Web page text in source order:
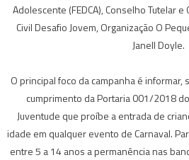
Adolescente (FEDCA), Conselho Tutelar
Civil Desafio Jovem, Organização O
Janell Doyle.
O principal foco da campanha é
cumprimento da Portaria 001/2018
Juventude que proíbe a entrada de
idade em qualquer evento de Carnaval.
entre 5 a 14 anos a permanência nas